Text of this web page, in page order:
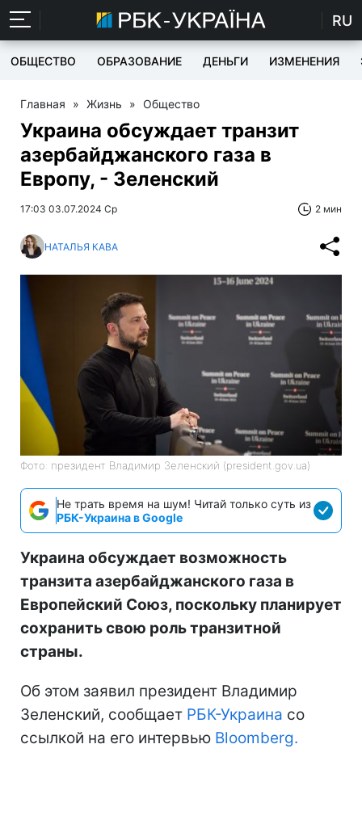
RU
ОБЩЕСТВО ОБРАЗОВАНИЕ ДЕНЬГИ ИЗМЕНЕНИЯ
Главная » Жизнь » Общество
Украина обсуждает транзит
азербайджанского газа в
Европу, - Зеленский
17:03 03.07.2024 Ср 2 мин
НАТАЛЬЯ КАВА
Фото: президент Владимир Зеленский (president.gov.ua)
Не трать время на шум! Читай только суть из
РБК-Украина в Google
Украина обсуждает возможность
транзита азербайджанского газа в
Европейский Союз, поскольку планирует
сохранить свою роль транзитной
страны.
Об этом заявил президент Владимир
Зеленский, сообщает РБК-Украина со
ссылкой на его интервью Bloomberg.